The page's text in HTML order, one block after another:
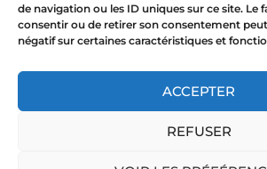
de navigation ou les ID uniques sur ce site. Le
consentir ou de retirer son consentement
négatif sur certaines caractéristiques et
ACCEPTER
REFUSER